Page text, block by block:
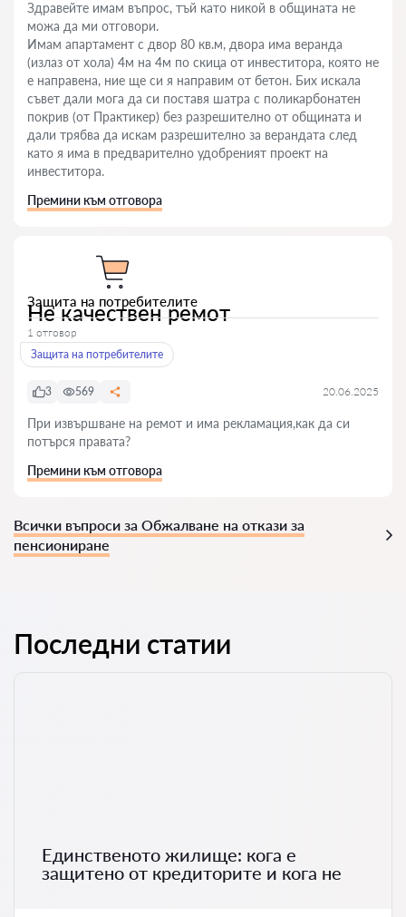
Здравейте имам въпрос, тъй като никой в общината не
можа да ми отговори.
Имам апартамент с двор 80 кв.м, двора има веранда
(излаз от хола) 4м на 4м по скица от инвеститора, която не
е направена, ние ще си я направим от бетон. Бих искала
съвет дали мога да си поставя шатра с поликарбонатен
покрив (от Практикер) без разрешително от общината и
дали трябва да искам разрешително за верандата след
като я има в предварително удобреният проект на
инвеститора.
Премини към отговора
Защита на потребителите
Не качествен ремот
1 отговор
Защита на потребителите
3 569 20.06.2025
При извършване на ремот и има рекламация,как да си
потърся правата?
Премини към отговора
Всички въпроси за Обжалване на откази за
пенсиониране
Последни статии
Единственото жилище: кога е
защитено от кредиторите и кога не